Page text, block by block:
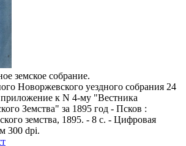
земское собрание.
Новоржевского уездного собрания 24
приложение к N 4-му "Вестника
Земства" за 1895 год - Псков :
земства, 1895. - 8 с. - Цифровая
300 dpi.